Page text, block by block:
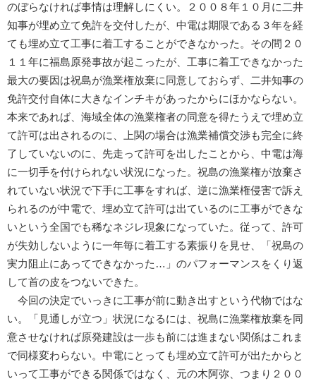
のぼらなければ事情は理解しにくい。２００８年１０月に二井
知事が埋め立て免許を交付したが、中電は期限である３年を経
ても埋め立て工事に着工することができなかった。その間２０
１１年に福島原発事故が起こったが、工事に着工できなかった
最大の要因は祝島が漁業権放棄に同意しておらず、二井知事の
免許交付自体に大きなインチキがあったからにほかならない。
本来であれば、海域全体の漁業権者の同意を得たうえで埋め立
て許可は出されるのに、上関の場合は漁業補償交渉も完全に終
了していないのに、先走って許可を出したことから、中電は海
に一切手を付けられない状況になった。祝島の漁業権が放棄さ
れていない状況で下手に工事をすれば、逆に漁業権侵害で訴え
られるのが中電で、埋め立て許可は出ているのに工事ができな
いという全国でも稀なネジレ現象になっていた。従って、許可
が失効しないように一年毎に着工する素振りを見せ、「祝島の
実力阻止にあってできなかった…」のパフォーマンスをくり返
して首の皮をつないできた。
今回の決定でいっきに工事が前に動き出すという代物ではな
い。「見通しが立つ」状況になるには、祝島に漁業権放棄を同
意させなければ原発建設は一歩も前には進まない関係はこれま
で同様変わらない。中電にとっても埋め立て許可が出たからと
いって工事ができる関係ではなく、元の木阿弥、つまり２００